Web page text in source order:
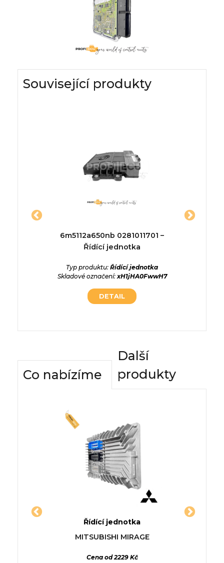
Související produkty
6m5112a650nb 0281011701 –
Řídící jednotka
Typ produktu: Řídící jednotka
Skladové označení: xH1jHA0FwwH7
DETAIL
Co nabízíme
Další
produkty
Řídící jednotka
MITSUBISHI MIRAGE
Cena od 2229 Kč
Jednotka MITSUBISHI PAJERO
TR4 (H7_W, H6_W)
2.0 Flex 4WD 2009-10, 103/140